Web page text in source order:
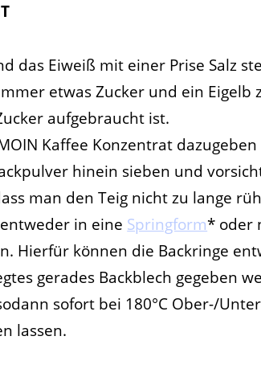
das Eiweiß mit einer Prise Salz
etwas Zucker und ein Eigelb
aufgebraucht ist.
Kaffee Konzentrat
hinein sieben und
man den Teig nicht zu lange
in eine Springform* oder
Hierfür können die Backringe
gerades Backblech gegeben
sofort bei 180°C Ober-/
lassen.